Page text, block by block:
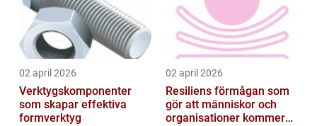
02 april 2026
Verktygskomponenter
som skapar effektiva
formverktyg
02 april 2026
Resiliens förmågan som
gör att människor och
organisationer kommer